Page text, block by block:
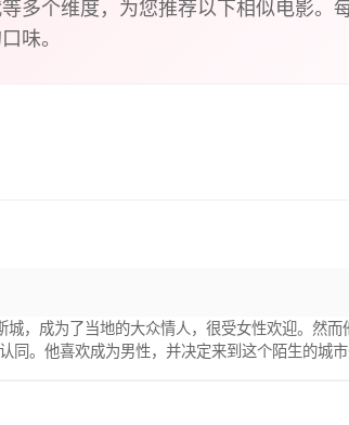
多个维度，为您推荐以下相似电影。
味。
，成为了当地的大众情人，很受女性欢迎。然
同。他喜欢成为男性，并决定来到这个陌生的城
却暴露了所有的秘密。布兰顿被识破女儿身，尽
件中。